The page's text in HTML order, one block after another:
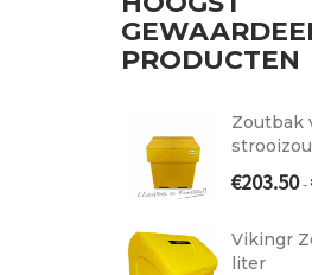
PRODUCTEN
Zoutbak
€203.50-
Vikingr
liter